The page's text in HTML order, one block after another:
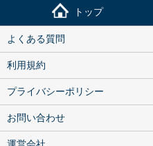
トップ
よくある質問
利用規約
プライバシーポリシー
お問い合わせ
運営会社